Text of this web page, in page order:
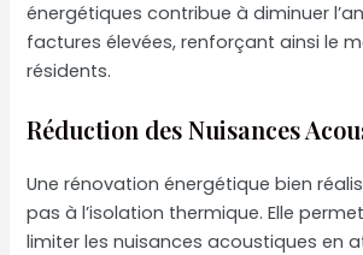
énergétiques contribue à diminuer
factures élevées, renforçant ainsi le
résidents.
Réduction des Nuisances
Une rénovation énergétique bien
pas à l’isolation thermique. Elle
limiter les nuisances acoustiques en